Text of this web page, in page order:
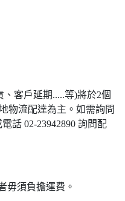
客戶延期.....等)將於2個
物流配達為主。如需詢問
話 02-23942890 詢問配
毋須負擔運費。